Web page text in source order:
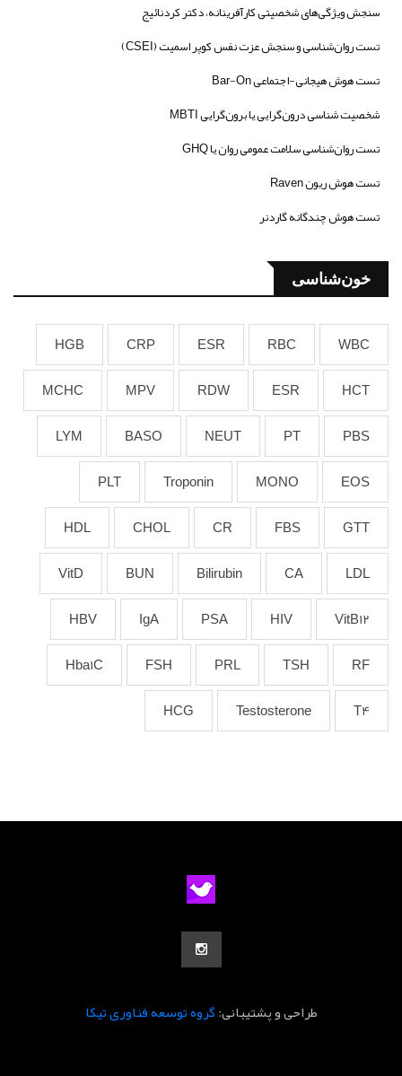
سنجش ویژگی‌های شخصیتی کارآفرینانه، دکتر کردنائیج
تست روان‌شناسی و سنجش عزت نفس کوپر اسمیت (CSEI)
تست هوش هیجانی-اجتماعی Bar-On
شخصیت شناسی درون‌گرایی یا برون‌گرایی MBTI
تست روان‌شناسی سلامت عمومی روان یا GHQ
تست هوش ریون Raven
تست هوش چندگانه گاردنر
خون‌شناسی
WBC
RBC
ESR
CRP
HGB
HCT
ESR
RDW
MPV
MCHC
PBS
PT
NEUT
BASO
LYM
EOS
MONO
Troponin
PLT
GTT
FBS
CR
CHOL
HDL
LDL
CA
Bilirubin
BUN
VitD
VitB12
HIV
PSA
IgA
HBV
RF
TSH
PRL
FSH
Hba1C
T4
Testosterone
HCG
طراحی و پشتیبانی:گروه توسعه فناوری تیکا